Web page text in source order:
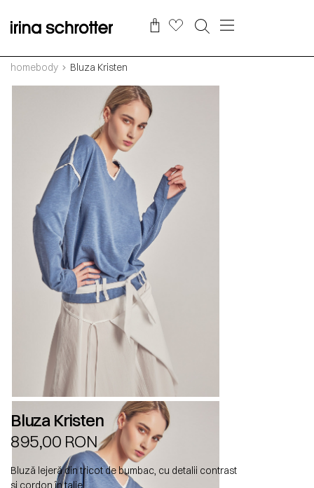
homebody Bluza Kristen
Bluza Kristen
895,00 RON
Bluză lejeră din tricot de bumbac, cu detalii contrast
și cordon în talie.